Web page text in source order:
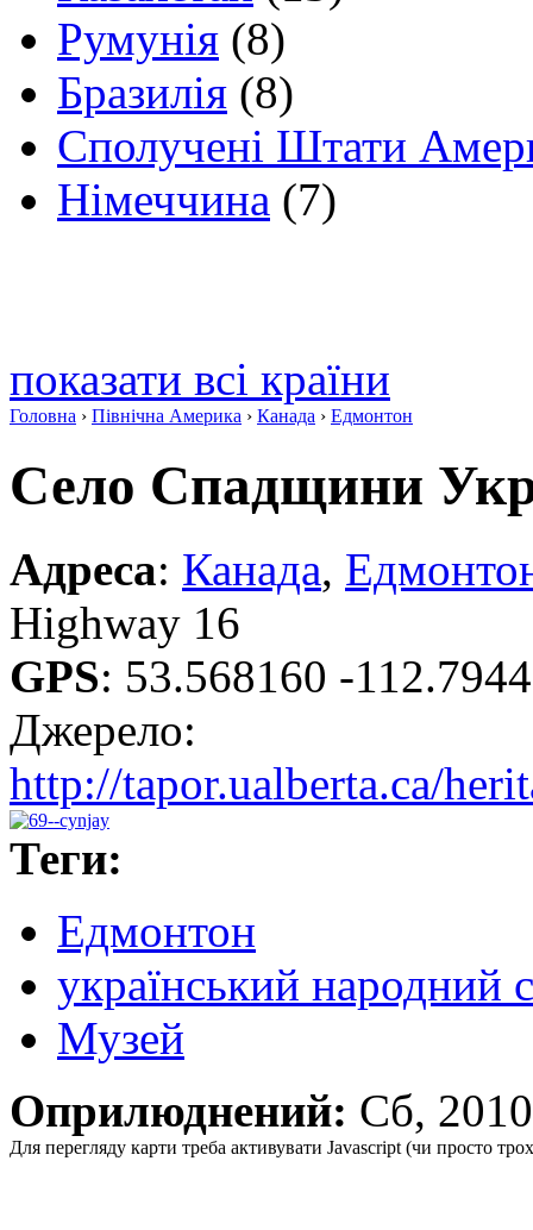
Румунія (8)
Бразилія (8)
Сполучені Штати
Німеччина (7)
показати всі країни
Головна › Північна Америка › Канада › Едмонтон
Село Спадщини
Адреса: Канада,
Highway 16
GPS: 53.568160 -
Джерело:
http://tapor.ualberta.ca/
Теги:
Едмонтон
український народний
Музей
Оприлюднений: Сб,
Для перегляду карти треба активувати Javascript (чи просто